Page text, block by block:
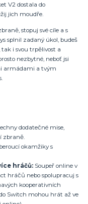
V2 dostala do
jich moudře.
stopuj své cíle a s
splnil zadaný úkol, budeš
i svou trpělivost a
nezbytné, neboť jsi
armádami a tvým
dodatečné mise,
zbraně.
okamžiky s
hráčů: Soupeř online v
hráčů nebo spolupracuj s
kooperativních
Switch mohou hrát až ve